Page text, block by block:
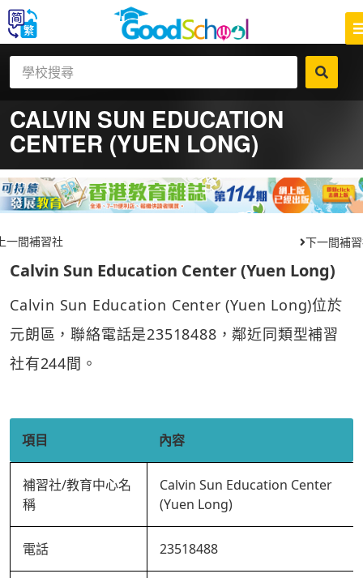
CALVIN SUN EDUCATION
CENTER (YUEN LONG)
一間補習社 下一間補
Calvin Sun Education Center (Yuen Long)
Calvin Sun Education Center (Yuen Long)位於
元朗區，聯絡電話是23518488，鄰近同類型補習
社有244間。
項目 內容
補習社/教育中心名
稱
Calvin Sun Education Center
(Yuen Long)
電話 23518488